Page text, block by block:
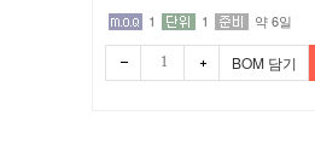
빼기 더하
1 1 약 6일
BOM 담기